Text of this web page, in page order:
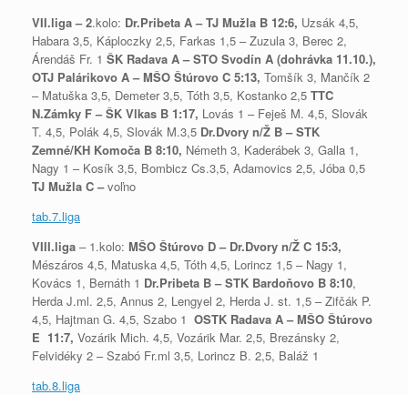
VII.liga – 2.kolo: Dr.Pribeta A – TJ Mužla B 12:6, Uzsák 4,5,
Habara 3,5, Káploczky 2,5, Farkas 1,5 – Zuzula 3, Berec 2,
Árendáš Fr. 1 ŠK Radava A – STO Svodín A (dohrávka 11.10.),
OTJ Palárikovo A – MŠO Štúrovo C 5:13, Tomšík 3, Mančík 2
– Matuška 3,5, Demeter 3,5, Tóth 3,5, Kostanko 2,5 TTC
N.Zámky F – ŠK Vlkas B 1:17, Lovás 1 – Feješ M. 4,5, Slovák
T. 4,5, Polák 4,5, Slovák M.3,5 Dr.Dvory n/Ž B – STK
Zemné/KH Komoča B 8:10, Németh 3, Kaderábek 3, Galla 1,
Nagy 1 – Kosík 3,5, Bombicz Cs.3,5, Adamovics 2,5, Jóba 0,5
TJ Mužla C –voľno
tab.7.liga
VIII.liga – 1.kolo: MŠO Štúrovo D – Dr.Dvory n/Ž C 15:3,
Mészáros 4,5, Matuska 4,5, Tóth 4,5, Lorincz 1,5 – Nagy 1,
Kovács 1, Bernáth 1 Dr.Pribeta B – STK Bardoňovo B 8:10,
Herda J.ml. 2,5, Annus 2, Lengyel 2, Herda J. st. 1,5 – Zifčák P.
4,5, Hajtman G. 4,5, Szabo 1 OSTK Radava A – MŠO Štúrovo
E 11:7, Vozárik Mich. 4,5, Vozárik Mar. 2,5, Brezánsky 2,
Felvidéky 2 – Szabó Fr.ml 3,5, Lorincz B. 2,5, Baláž 1
tab.8.liga